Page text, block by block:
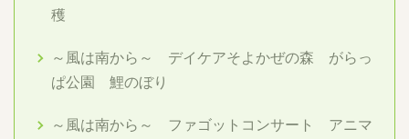
穫
～風は南から～ デイケアそよかぜの森 がらっ
ぱ公園 鯉のぼり
～風は南から～ ファゴットコンサート アニマ